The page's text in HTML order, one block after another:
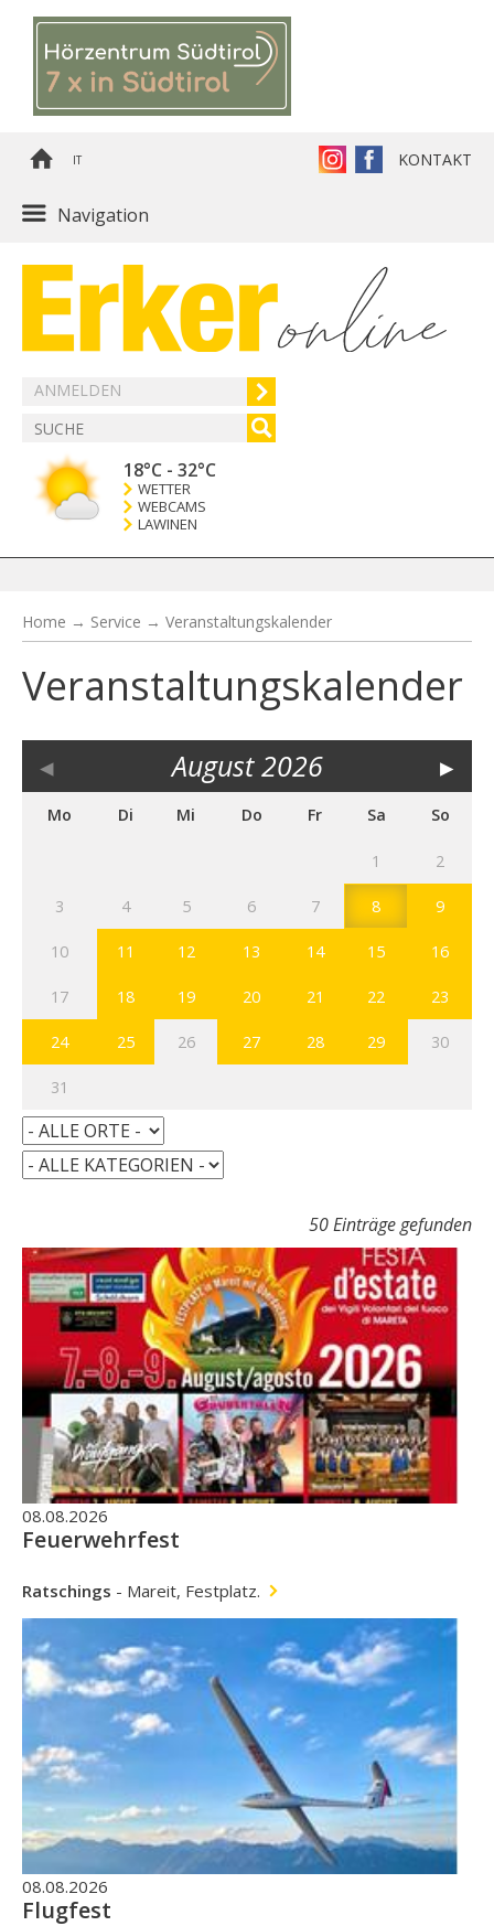
IT KONTAKT
Navigation
ANMELDEN
18°C - 32°C
WETTER
WEBCAMS
LAWINEN
Home → Service → Veranstaltungskalender
Veranstaltungskalender
◂ ▸
August 2026
Mo Di Mi Do Fr Sa So
1 2
3 4 5 6 7 8 9
10 11 12 13 14 15 16
17 18 19 20 21 22 23
24 25 26 27 28 29 30
31
50 Einträge gefunden
08.08.2026
Feuerwehrfest
Ratschings - Mareit, Festplatz.
08.08.2026
Flugfest